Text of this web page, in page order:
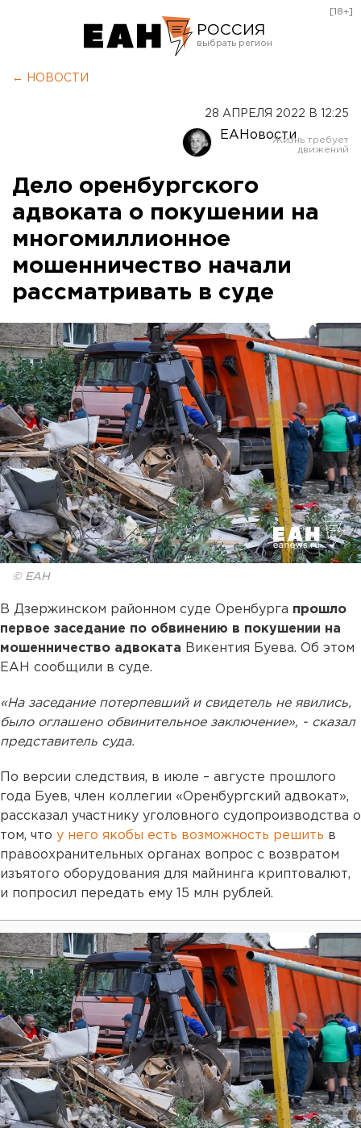
РОССИЯ
Оренбург
[18+]
← НОВОСТИ
28 АПРЕЛЯ 2022 В 12:25
ЕАНовости
Дело оренбургского
адвоката о покушении на
многомиллионное
мошенничество начали
рассматривать в суде
© ЕАН
В Дзержинском районном суде Оренбурга прошло
первое заседание по обвинению в покушении на
мошенничество адвоката Викентия Буева. Об этом
ЕАН сообщили в суде.
«На заседание потерпевший и свидетель не явились,
было оглашено обвинительное заключение», - сказал
представитель суда.
По версии следствия, в июле – августе прошлого
года Буев, член коллегии «Оренбургский адвокат»,
рассказал участнику уголовного судопроизводства о
том, что у него якобы есть возможность решить в
правоохранительных органах вопрос с возвратом
изъятого оборудования для майнинга криптовалют,
и попросил передать ему 15 млн рублей.